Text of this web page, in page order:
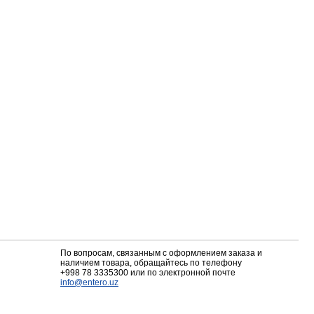
По вопросам, связанным с оформлением заказа и
наличием товара, обращайтесь по телефону
+998 78 3335300 или по электронной почте
info@entero.uz